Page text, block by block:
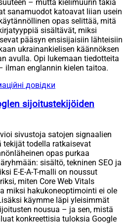
– mutta kielimuurin takia
sanamuodot katoavat liian usein
opas selittää, mitä
sisältävät, miksi
pääsyn ensisijaisiin lähteisiin
ukrainankielisen käännöksen
avulla. Opi lukemaan tiedotteita
ilman englannin kielen taitoa.
довідки
sijoitustekijöiden
sivustoja satojen signaalien
todella ratkaisevat
opas purkaa
sisältö, tekninen SEO ja
E-E-A-T-malli on noussut
miten Core Web Vitals
miksi hakukoneoptimointi ei ole
käymme läpi yleisimmät
nousua – ja sen, mistä
konkreettisia tuloksia Google